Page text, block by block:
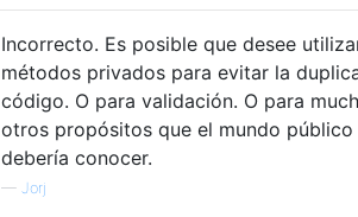
Incorrecto. Es posible que desee
métodos privados para evitar la
código. O para validación. O para
otros propósitos que el mundo público
debería conocer.
— Jorj